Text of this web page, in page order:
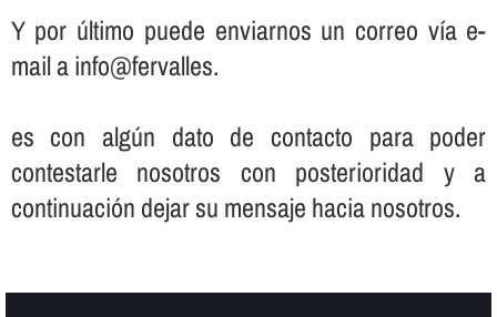
Y por último puede enviarnos un correo ví­a e-
mail a info@fervalles.
es con algún dato de contacto para poder
contestarle nosotros con posterioridad y a
continuación dejar su mensaje hacia nosotros.